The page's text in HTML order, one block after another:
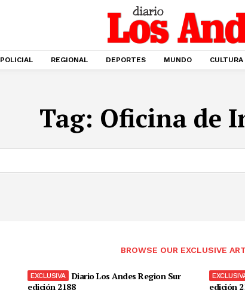
POLICIAL REGIONAL DEPORTES MUNDO CULTURA
Tag: Oficina de
BROWSE OUR EXCLUSIVE
Diario Los Andes Region Sur
edición 2188
edición